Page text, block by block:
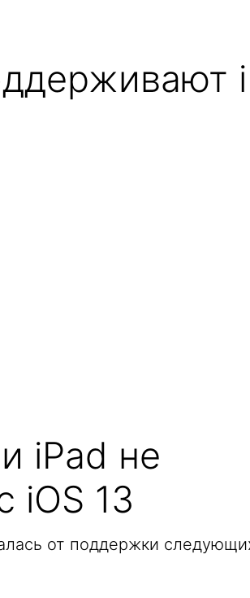
iPad не
iOS 13
от поддержки